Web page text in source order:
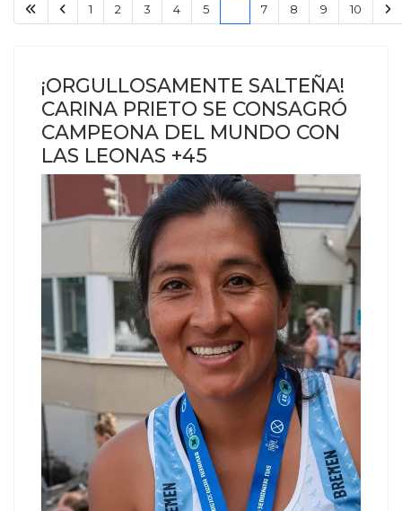
1 2 3 4 5 7 8 9 10
¡ORGULLOSAMENTE SALTEÑA!
CARINA PRIETO SE CONSAGRÓ
CAMPEONA DEL MUNDO CON
LAS LEONAS +45